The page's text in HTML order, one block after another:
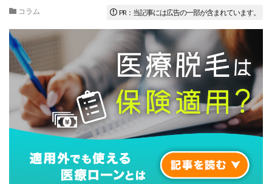
コラム